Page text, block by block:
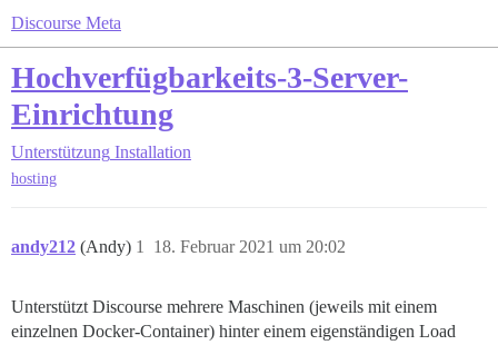
Discourse Meta
Hochverfügbarkeits-3-Server-
Einrichtung
Unterstützung Installation
hosting
andy212 (Andy) 18. Februar 2021 um 20:02
1
Unterstützt Discourse mehrere Maschinen (jeweils mit einem
einzelnen Docker-Container) hinter einem eigenständigen Load